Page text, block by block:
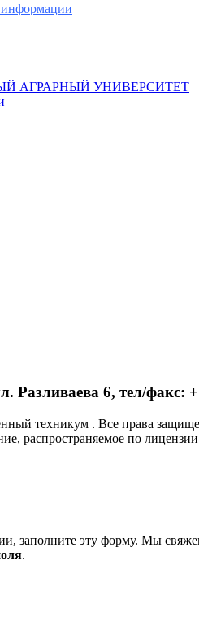
Разливаева 6, тел/факс:
техникум . Все права
распространяемое по лицензии
заполните эту форму. Мы
.